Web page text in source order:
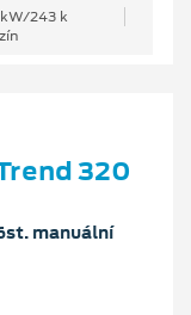
243 k
320
manuální